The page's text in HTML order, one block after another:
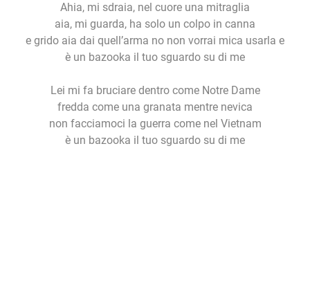
Ahia, mi sdraia, nel cuore una mitraglia
aia, mi guarda, ha solo un colpo in canna
e grido aia dai quell’arma no non vorrai mica usarla e
è un bazooka il tuo sguardo su di me
Lei mi fa bruciare dentro come Notre Dame
fredda come una granata mentre nevica
non facciamoci la guerra come nel Vietnam
è un bazooka il tuo sguardo su di me